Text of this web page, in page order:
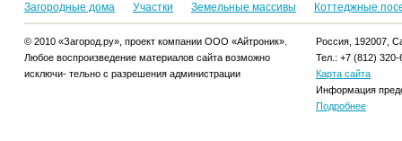
Загородные дома Участки Земельные массивы Коттеджные
© 2010 «Загород.ру», проект компании ООО «Айтроник».
Любое воспроизведение материалов сайта возможно
исключи- тельно с разрешения администрации
Россия, 192007,
Тел.: +7 (812) 320-
Карта сайта
Информация
Подробнее